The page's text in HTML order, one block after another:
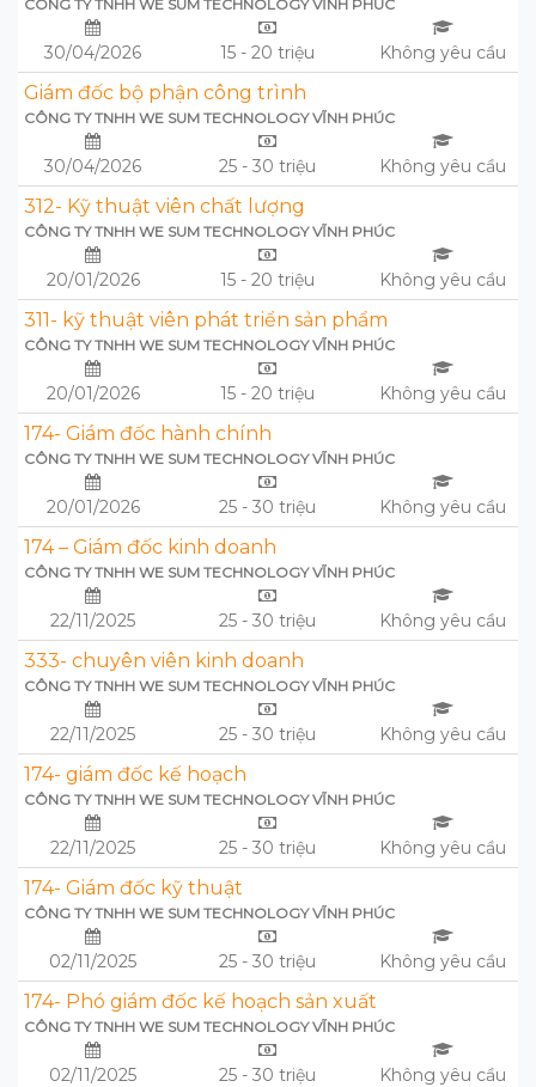
CÔNG TY TNHH WE SUM TECHNOLOGY VĨNH PHÚC
30/04/2026 15 - 20 triệu Không yêu cầu
Giám đốc bộ phận công trình
CÔNG TY TNHH WE SUM TECHNOLOGY VĨNH PHÚC
30/04/2026 25 - 30 triệu Không yêu cầu
312- Kỹ thuật viên chất lượng
CÔNG TY TNHH WE SUM TECHNOLOGY VĨNH PHÚC
20/01/2026 15 - 20 triệu Không yêu cầu
311- kỹ thuật viên phát triển sản phẩm
CÔNG TY TNHH WE SUM TECHNOLOGY VĨNH PHÚC
20/01/2026 15 - 20 triệu Không yêu cầu
174- Giám đốc hành chính
CÔNG TY TNHH WE SUM TECHNOLOGY VĨNH PHÚC
20/01/2026 25 - 30 triệu Không yêu cầu
174 – Giám đốc kinh doanh
CÔNG TY TNHH WE SUM TECHNOLOGY VĨNH PHÚC
22/11/2025 25 - 30 triệu Không yêu cầu
333- chuyên viên kinh doanh
CÔNG TY TNHH WE SUM TECHNOLOGY VĨNH PHÚC
22/11/2025 25 - 30 triệu Không yêu cầu
174- giám đốc kế hoạch
CÔNG TY TNHH WE SUM TECHNOLOGY VĨNH PHÚC
22/11/2025 25 - 30 triệu Không yêu cầu
174- Giám đốc kỹ thuật
CÔNG TY TNHH WE SUM TECHNOLOGY VĨNH PHÚC
02/11/2025 25 - 30 triệu Không yêu cầu
174- Phó giám đốc kế hoạch sản xuất
CÔNG TY TNHH WE SUM TECHNOLOGY VĨNH PHÚC
02/11/2025 25 - 30 triệu Không yêu cầu